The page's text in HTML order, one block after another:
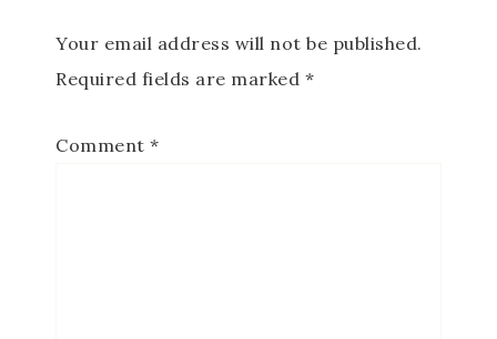
Your email address will not be published.
Required fields are marked *
Comment *